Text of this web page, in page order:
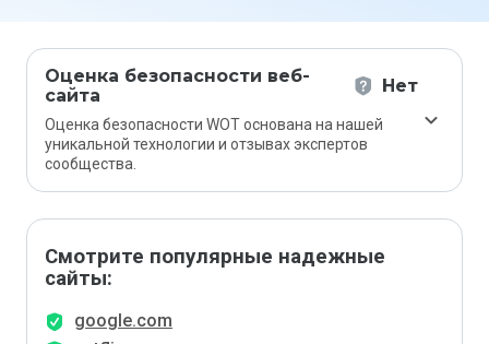
Оценка безопасности веб-
сайта
Нет
Оценка безопасности WOT основана на нашей
уникальной технологии и отзывах экспертов
сообщества.
Смотрите популярные надежные
сайты:
google.com